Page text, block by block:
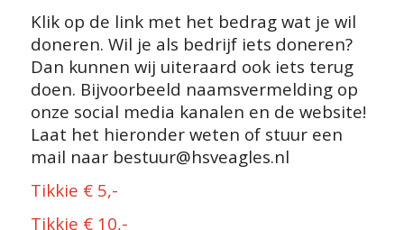
Klik op de link met het bedrag wat je wil
doneren. Wil je als bedrijf iets doneren?
Dan kunnen wij uiteraard ook iets terug
doen. Bijvoorbeeld naamsvermelding op
onze social media kanalen en de website!
Laat het hieronder weten of stuur een
mail naar bestuur@hsveagles.nl
Tikkie € 5,-
Tikkie € 10,-